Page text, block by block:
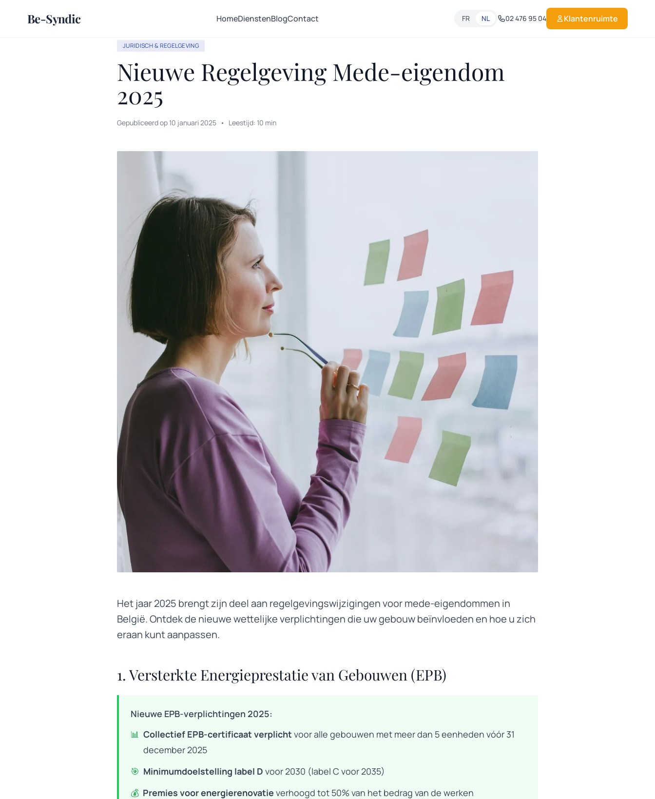
Be-Syndic HomeDienstenBlogContact FR NL 02 476 95 04 Klantenruimte
JURIDISCH & REGELGEVING
Nieuwe Regelgeving Mede-eigendom
2025
Gepubliceerd op 10 januari 2025 • Leestijd: 10 min
Het jaar 2025 brengt zijn deel aan regelgevingswijzigingen voor mede-eigendommen in
België. Ontdek de nieuwe wettelijke verplichtingen die uw gebouw beïnvloeden en hoe u zich
eraan kunt aanpassen.
1. Versterkte Energieprestatie van Gebouwen (EPB)
Nieuwe EPB-verplichtingen 2025:
📊 Collectief EPB-certificaat verplicht voor alle gebouwen met meer dan 5 eenheden vóór 31
december 2025
🎯 Minimumdoelstelling label D voor 2030 (label C voor 2035)
💰 Premies voor energierenovatie verhoogd tot 50% van het bedrag van de werken